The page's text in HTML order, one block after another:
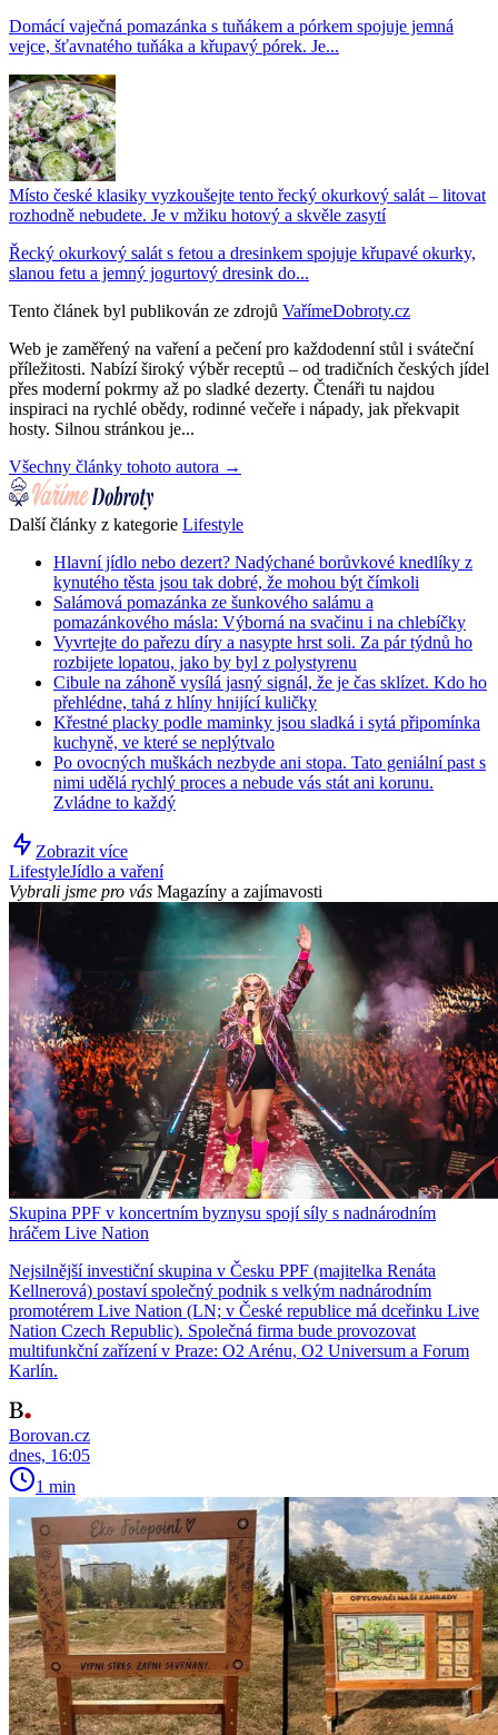
Domácí vaječná pomazánka s tuňákem a pórkem spojuje jemná
vejce, šťavnatého tuňáka a křupavý pórek. Je...
Místo české klasiky vyzkoušejte tento řecký okurkový salát – litovat
rozhodně nebudete. Je v mžiku hotový a skvěle zasytí
Řecký okurkový salát s fetou a dresinkem spojuje křupavé okurky,
slanou fetu a jemný jogurtový dresink do...
Tento článek byl publikován ze zdrojů VařímeDobroty.cz
Web je zaměřený na vaření a pečení pro každodenní stůl i sváteční
příležitosti. Nabízí široký výběr receptů – od tradičních českých jídel
přes moderní pokrmy až po sladké dezerty. Čtenáři tu najdou
inspiraci na rychlé obědy, rodinné večeře i nápady, jak překvapit
hosty. Silnou stránkou je...
Všechny články tohoto autora →
Další články z kategorie Lifestyle
Hlavní jídlo nebo dezert? Nadýchané borůvkové knedlíky z
kynutého těsta jsou tak dobré, že mohou být čímkoli
Salámová pomazánka ze šunkového salámu a
pomazánkového másla: Výborná na svačinu i na chlebíčky
Vyvrtejte do pařezu díry a nasypte hrst soli. Za pár týdnů ho
rozbijete lopatou, jako by byl z polystyrenu
Cibule na záhoně vysílá jasný signál, že je čas sklízet. Kdo ho
přehlédne, tahá z hlíny hnijící kuličky
Křestné placky podle maminky jsou sladká i sytá připomínka
kuchyně, ve které se neplýtvalo
Po ovocných muškách nezbyde ani stopa. Tato geniální past s
nimi udělá rychlý proces a nebude vás stát ani korunu.
Zvládne to každý
Zobrazit více
LifestyleJídlo a vaření
Vybrali jsme pro vás Magazíny a zajímavosti
Skupina PPF v koncertním byznysu spojí síly s nadnárodním
hráčem Live Nation
Nejsilnější investiční skupina v Česku PPF (majitelka Renáta
Kellnerová) postaví společný podnik s velkým nadnárodním
promotérem Live Nation (LN; v České republice má dceřinku Live
Nation Czech Republic). Společná firma bude provozovat
multifunkční zařízení v Praze: O2 Arénu, O2 Universum a Forum
Karlín.
Borovan.cz
dnes, 16:05
1 min